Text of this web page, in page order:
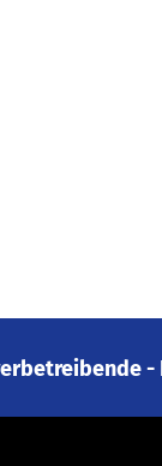
zu diesem